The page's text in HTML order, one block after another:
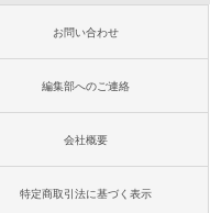
お問い合わせ
編集部へのご連絡
会社概要
特定商取引法に基づく表示